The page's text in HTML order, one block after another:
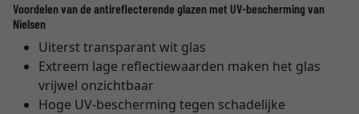
Voordelen van de antireflecterende glazen met UV-bescherming van
Nielsen
Uiterst transparant wit glas
Extreem lage reflectiewaarden maken het glas
vrijwel onzichtbaar
Hoge UV-bescherming tegen schadelijke